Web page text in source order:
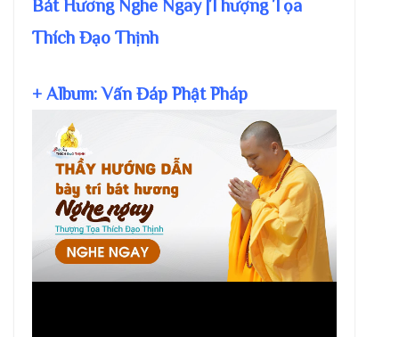
Bát Hương Nghe Ngay |Thượng Tọa
Thích Đạo Thịnh
+ Album: Vấn Đáp Phật Pháp